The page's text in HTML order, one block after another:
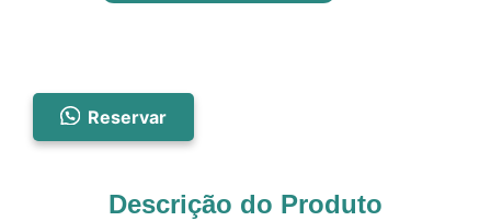
Reservar
Descrição do Produto